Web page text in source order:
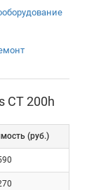
CT 200h
(руб.)